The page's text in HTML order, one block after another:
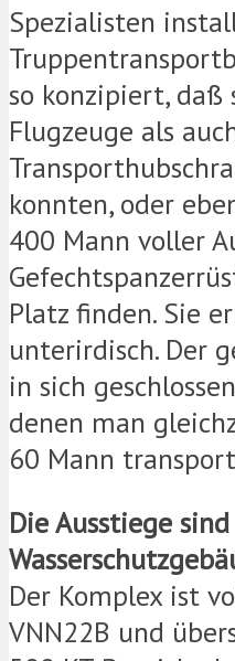
Spezialisten
so konzipiert, daß
Flugzeuge als
konnten, oder
400 Mann voller
Platz finden. Sie
unterirdisch. Der
in sich
denen man
60 Mann
Die Ausstiege
Der Komplex ist
VNN22B und